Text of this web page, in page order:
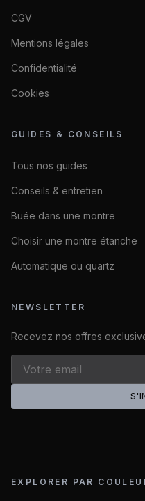
CGV
Mentions légales
Confidentialité
Cookies
GUIDES & CONSEILS
Tous nos guides
Conseils & entretien
Buée dans une montre
Choisir une montre étanche
Automatique ou quartz
NEWSLETTER
Recevez nos offres
EXPLORER PAR